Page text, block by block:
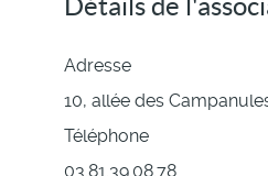
Détails de
Adresse
10, allée des
Téléphone
03.81.39.08.78